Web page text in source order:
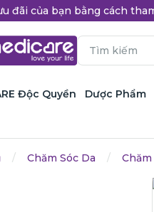
đãi của bạn bằng cách
Độc Quyền Dược Phẩm
Chăm Sóc Da